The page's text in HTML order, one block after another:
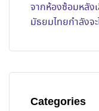
จากห้องซ้อมหลัง
มัธยมไทยกำลังจ
Categories